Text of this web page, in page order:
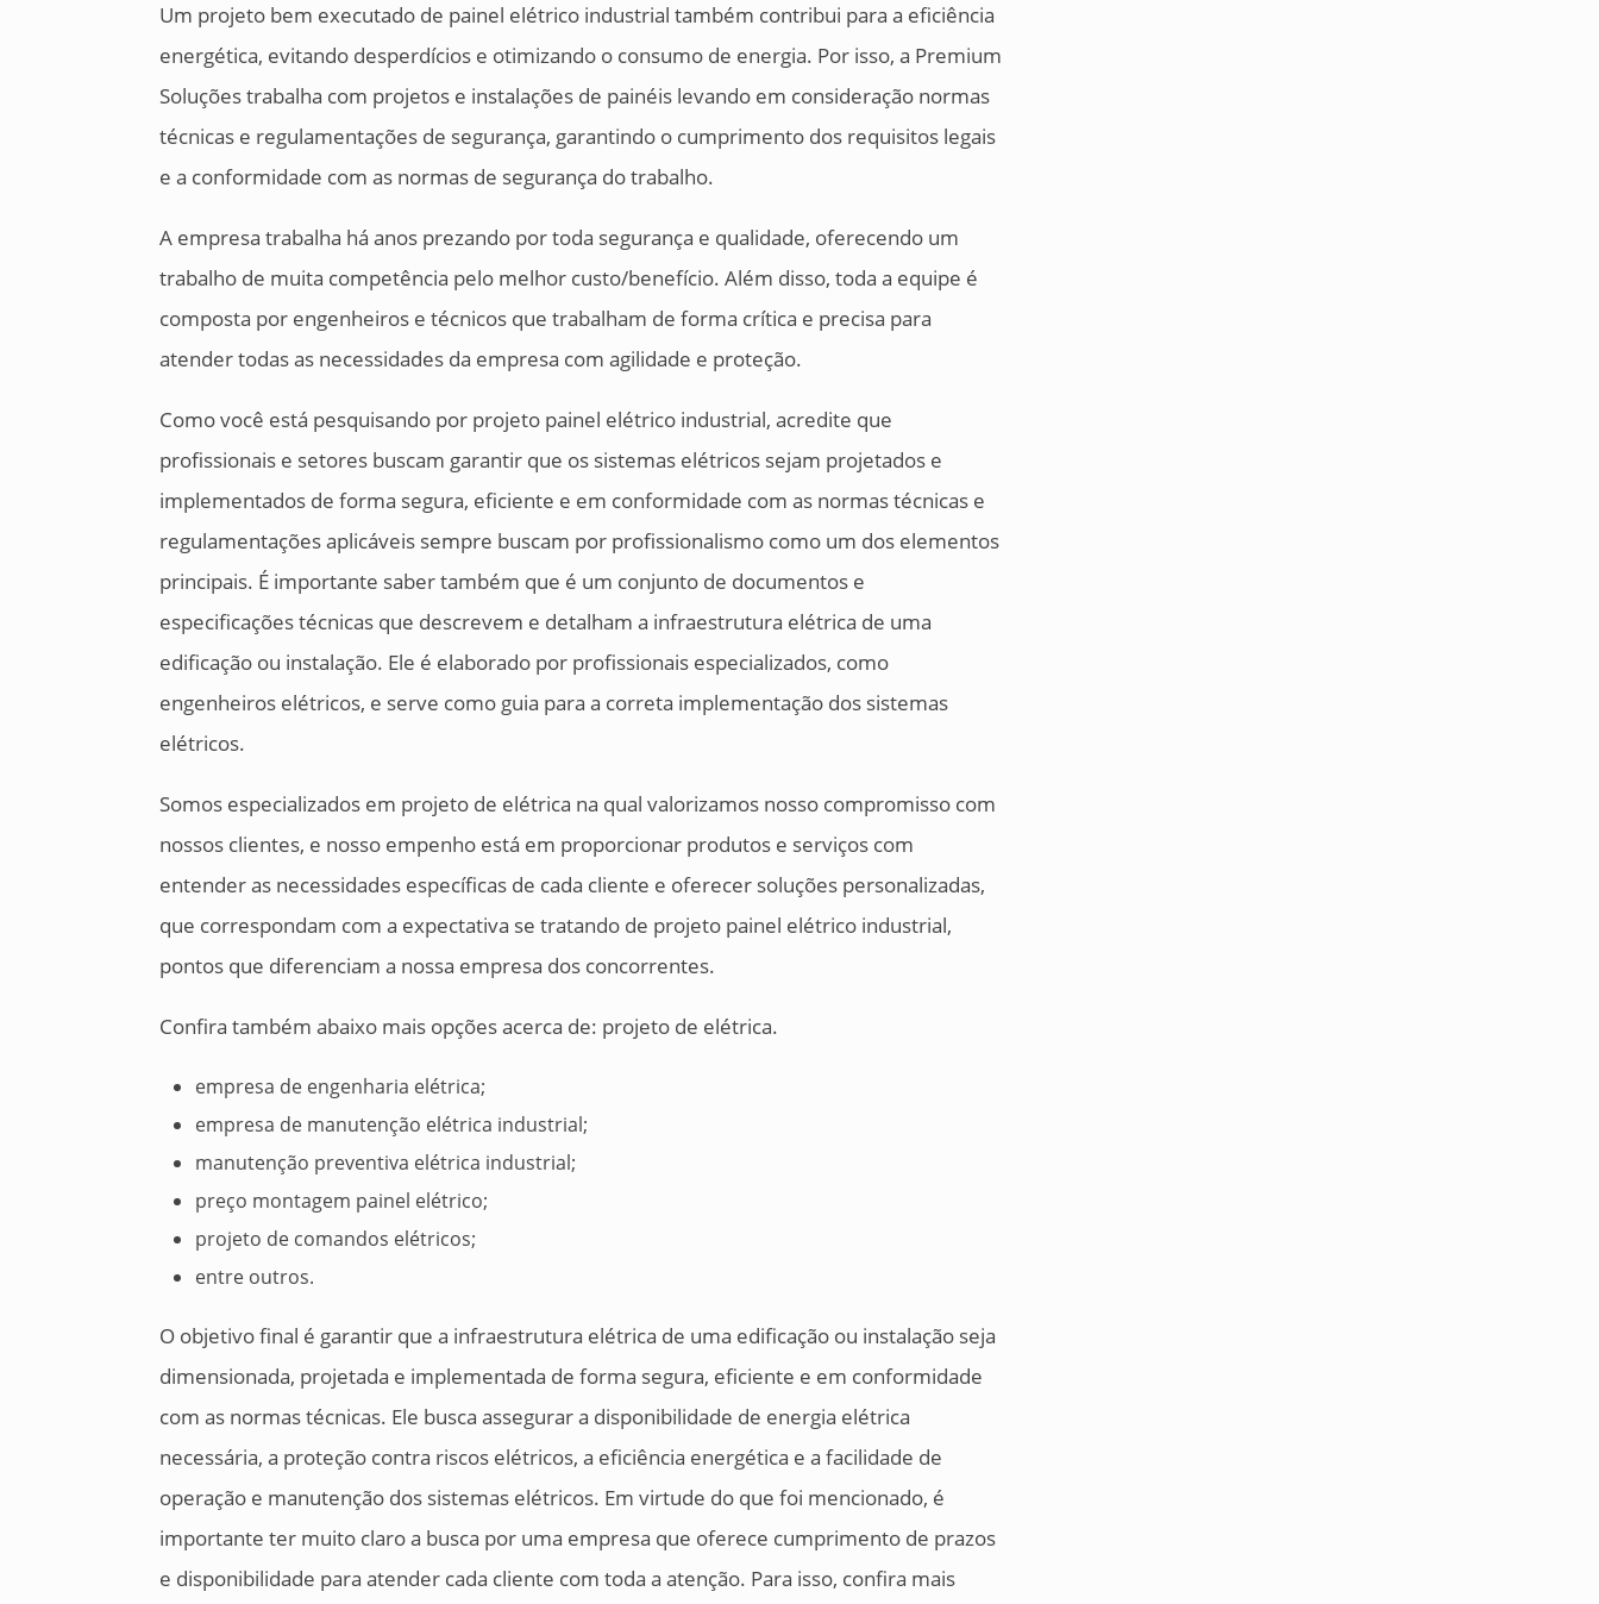
Um projeto bem executado de painel elétrico industrial também contribui para a eficiência
energética, evitando desperdícios e otimizando o consumo de energia. Por isso, a Premium
Soluções trabalha com projetos e instalações de painéis levando em consideração normas
técnicas e regulamentações de segurança, garantindo o cumprimento dos requisitos legais
e a conformidade com as normas de segurança do trabalho.
A empresa trabalha há anos prezando por toda segurança e qualidade, oferecendo um
trabalho de muita competência pelo melhor custo/benefício. Além disso, toda a equipe é
composta por engenheiros e técnicos que trabalham de forma crítica e precisa para
atender todas as necessidades da empresa com agilidade e proteção.
Como você está pesquisando por projeto painel elétrico industrial, acredite que
profissionais e setores buscam garantir que os sistemas elétricos sejam projetados e
implementados de forma segura, eficiente e em conformidade com as normas técnicas e
regulamentações aplicáveis sempre buscam por profissionalismo como um dos elementos
principais. É importante saber também que é um conjunto de documentos e
especificações técnicas que descrevem e detalham a infraestrutura elétrica de uma
edificação ou instalação. Ele é elaborado por profissionais especializados, como
engenheiros elétricos, e serve como guia para a correta implementação dos sistemas
elétricos.
Somos especializados em projeto de elétrica na qual valorizamos nosso compromisso com
nossos clientes, e nosso empenho está em proporcionar produtos e serviços com
entender as necessidades específicas de cada cliente e oferecer soluções personalizadas,
que correspondam com a expectativa se tratando de projeto painel elétrico industrial,
pontos que diferenciam a nossa empresa dos concorrentes.
Confira também abaixo mais opções acerca de: projeto de elétrica.
empresa de engenharia elétrica;
empresa de manutenção elétrica industrial;
manutenção preventiva elétrica industrial;
preço montagem painel elétrico;
projeto de comandos elétricos;
entre outros.
O objetivo final é garantir que a infraestrutura elétrica de uma edificação ou instalação seja
dimensionada, projetada e implementada de forma segura, eficiente e em conformidade
com as normas técnicas. Ele busca assegurar a disponibilidade de energia elétrica
necessária, a proteção contra riscos elétricos, a eficiência energética e a facilidade de
operação e manutenção dos sistemas elétricos. Em virtude do que foi mencionado, é
importante ter muito claro a busca por uma empresa que oferece cumprimento de prazos
e disponibilidade para atender cada cliente com toda a atenção. Para isso, confira mais